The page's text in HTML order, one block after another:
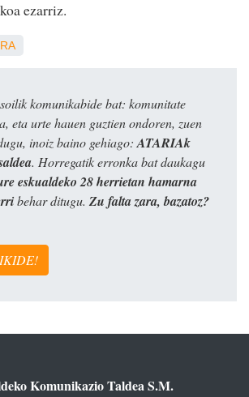
ezarriz.
komunikabide bat: komunitate
eta urte hauen guztien ondoren, zuen
inoiz baino gehiago: ATARIAk
. Horregatik erronka bat daukagu
eskualdeko 28 herrietan hamarna
behar ditugu. Zu falta zara, bazatoz?
Komunikazio Taldea S.M.